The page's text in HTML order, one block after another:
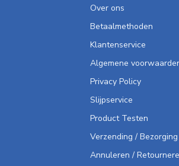
Over ons
Betaalmethoden
Klantenservice
Algemene
Privacy Policy
Slijpservice
Product Testen
Verzending / Bezorging
Annuleren /